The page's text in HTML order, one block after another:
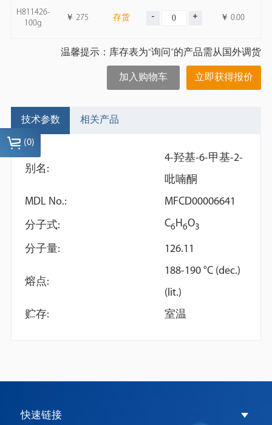
H811426-
100g
￥275 存货 ￥ 0.00
温馨提示：库存表为“询问”的产品需从国外调货
立即获得报价
加入购物车
技术参数 相关产品
别名:
4-羟基-6-甲基-2-
吡喃酮
MDL No.:
MFCD00006641
分子式: C6H6O3
分子量: 126.11
熔点:
188-190 °C (dec.)
(lit.)
贮存:
室温
2,3-Benzofuran
快速链接
(0)